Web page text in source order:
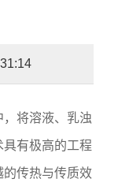
将溶液、乳浊
有极高的工程
的传热与传质效